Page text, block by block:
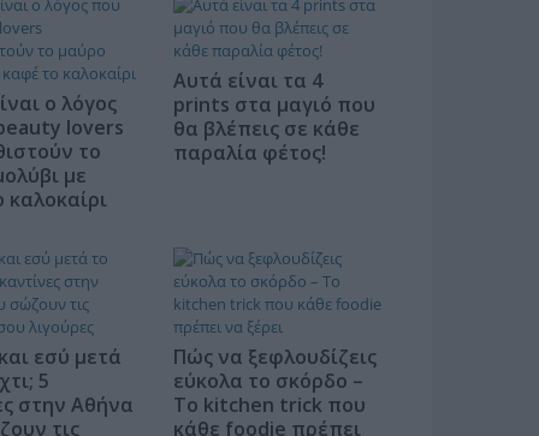
ο λόγος
lovers
το
με
Αυτά είναι τα 4
prints στα μαγιό που
θα βλέπεις σε κάθε
παραλία φέτος!
εσύ μετά
5
στην Αθήνα
τις
Πώς να ξεφλουδίζεις
εύκολα το σκόρδο –
Το kitchen trick που
κάθε foodie πρέπει